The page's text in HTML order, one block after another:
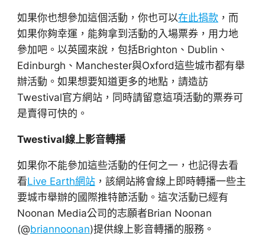
如果你也想參加這個活動，你也可以在此捐款 ，而
如果你夠幸運，能夠拿到活動的入場票券，用力地
參加吧。以英國來說，包括Brighton、Dublin、
Edinburgh、Manchester與Oxford這些城市都有舉
辦活動。如果想要知道更多的地點，請造訪
Twestival官方網站，同時請留意這項活動的票券可
是賣得可快的。
Twestival線上影音轉播
如果你不能參加這些活動的任何之一，也記得去看
看Live Earth網站，該網站將會線上即時轉播一些主
要城市舉辦的國際推特節活動。這次活動已經有
Noonan Media公司的志願者Brian Noonan
(@briannoonan)提供線上影音轉播的服務。